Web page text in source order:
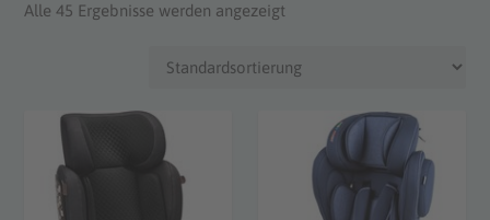
Alle 45 Ergebnisse werden angezeigt